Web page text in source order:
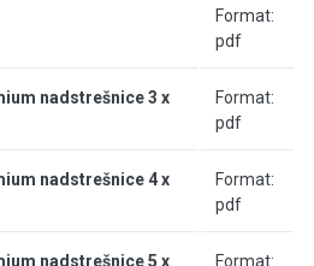
Format:
pdf
nadstrešnice 3 x
Format:
pdf
nadstrešnice 4 x
Format:
pdf
nadstrešnice 5 x
Format: